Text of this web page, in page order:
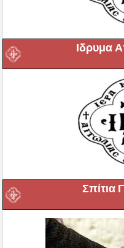
Ιδρυμα
Σπίτια